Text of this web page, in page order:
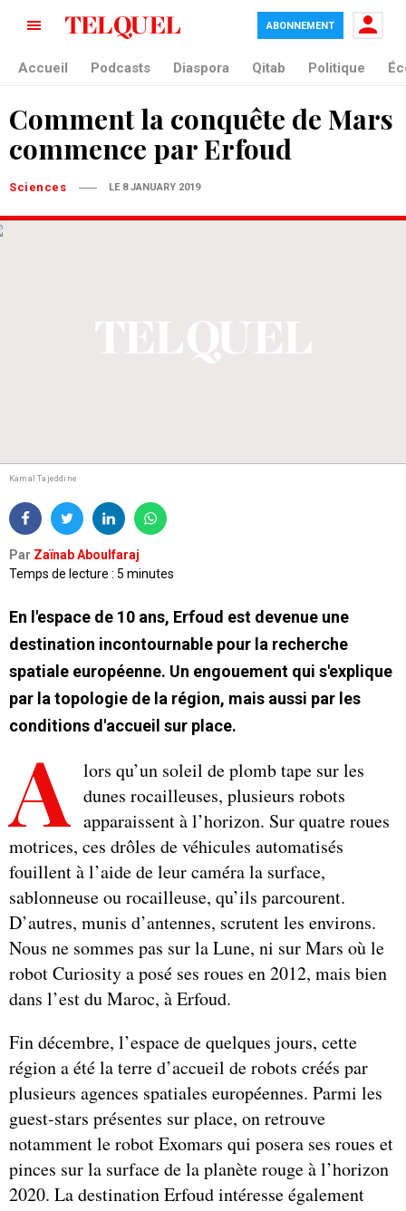
ABONNEMENT
Accueil Podcasts Diaspora Qitab Politique
Comment la conquête de Mars
commence par Erfoud
Sciences LE 8 JANUARY 2019
Kamal Tajeddine
Par Zaïnab Aboulfaraj
Temps de lecture : 5 minutes
En l'espace de 10 ans, Erfoud est devenue une
destination incontournable pour la recherche
spatiale européenne. Un engouement qui s'explique
par la topologie de la région, mais aussi par les
conditions d'accueil sur place.
A lors qu’un soleil de plomb tape sur les
dunes rocailleuses, plusieurs robots
apparaissent à l’horizon. Sur quatre roues
motrices, ces drôles de véhicules automatisés
fouillent à l’aide de leur caméra la surface,
sablonneuse ou rocailleuse, qu’ils parcourent.
D’autres, munis d’antennes, scrutent les environs.
Nous ne sommes pas sur la Lune, ni sur Mars où le
robot Curiosity a posé ses roues en 2012, mais bien
dans l’est du Maroc, à Erfoud.
Fin décembre, l’espace de quelques jours, cette
région a été la terre d’accueil de robots créés par
plusieurs agences spatiales européennes. Parmi les
guest-stars présentes sur place, on retrouve
notamment le robot Exomars qui posera ses roues et
pinces sur la surface de la planète rouge à l’horizon
2020. La destination Erfoud intéresse également